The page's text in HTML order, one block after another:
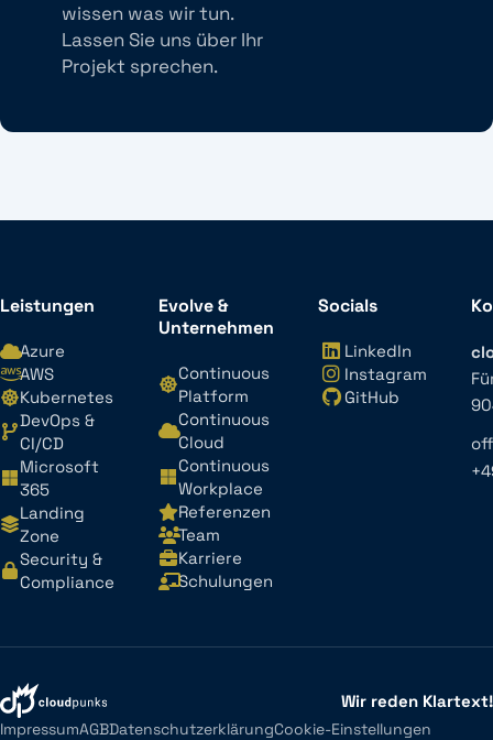
wissen was wir tun.
Lassen Sie uns über Ihr
Projekt sprechen.
Leistungen
Azure
AWS
Kubernetes
DevOps &
CI/CD
Microsoft
365
Landing
Zone
Security &
Compliance
Evolve &
Unternehmen
Continuous
Platform
Continuous
Cloud
Continuous
Workplace
Referenzen
Team
Karriere
Schulungen
Socials
LinkedIn
Instagram
GitHub
Wir reden Klartext!
ImpressumAGBDatenschutzerklärungCookie-Einstellungen